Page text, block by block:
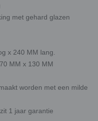
met gehard glazen
x 240 MM lang.
MM x 130 MM
worden met een milde
1 jaar garantie